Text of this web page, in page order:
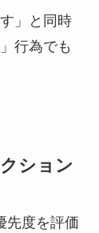
」と同時
行為でも
ション
先度を評価